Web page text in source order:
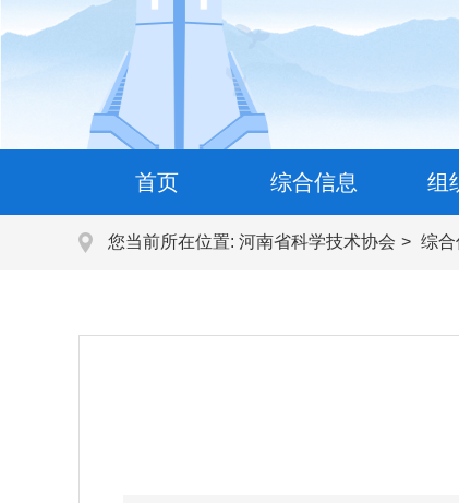
首页 综合信息 组
您当前所在位置: 河南省科学技术协会 综合